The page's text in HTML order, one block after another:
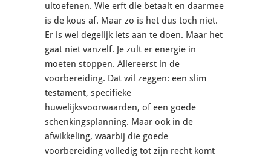
uitoefenen. Wie erft die betaalt en daarmee
is de kous af. Maar zo is het dus toch niet.
Er is wel degelijk iets aan te doen. Maar het
gaat niet vanzelf. Je zult er energie in
moeten stoppen. Allereerst in de
voorbereiding. Dat wil zeggen: een slim
testament, specifieke
huwelijksvoorwaarden, of een goede
schenkingsplanning. Maar ook in de
afwikkeling, waarbij die goede
voorbereiding volledig tot zijn recht komt